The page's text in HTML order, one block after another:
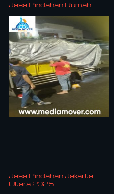
Jasa Pindahan Rumah
Jasa Pindahan Jakarta
Utara 2025